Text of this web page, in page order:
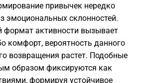
привычек нередко
эмоциональных склонностей.
формат активности вызывает
комфорт, вероятность данного
возвращения растет. Подобные
образом фиксируются как
формируя устойчивое